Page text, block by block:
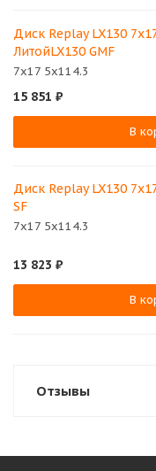
Диск Replay LX130
ЛитойLX130 GMF
7x17 5x114.3
15 851 ₽
В
Диск Replay LX130
SF
7x17 5x114.3
13 823 ₽
В
Отзывы